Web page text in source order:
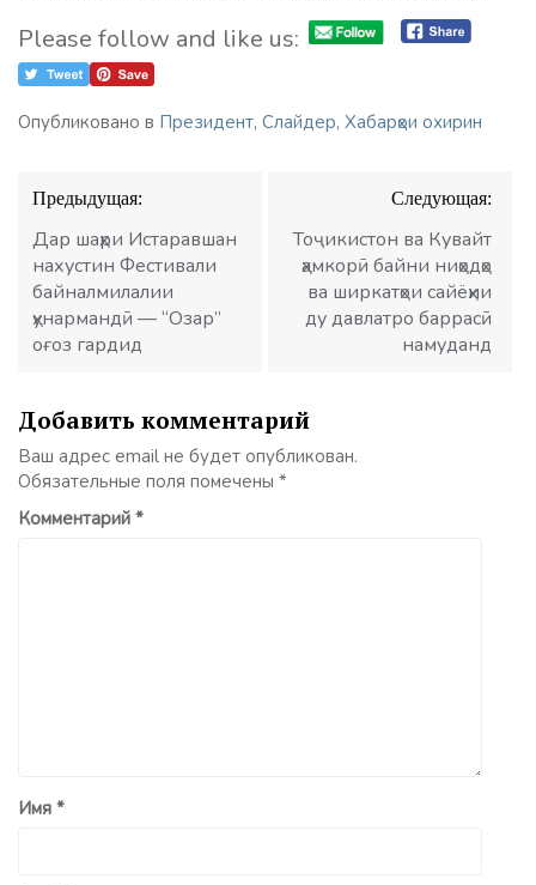
Please follow and like us:
Опубликовано в Президент, Слайдер, Хабарҳои охирин
Навигация
по
записям
Предыдущая:
Дар шаҳри Истаравшан
нахустин Фестивали
байналмилалии
ҳунармандӣ — “Озар”
оғоз гардид
Следующая:
Тоҷикистон ва Кувайт
ҳамкорӣ байни ниҳодҳо
ва ширкатҳои сайёҳии
ду давлатро баррасӣ
намуданд
Добавить комментарий
Ваш адрес email не будет опубликован.
Обязательные поля помечены *
Комментарий *
Имя *